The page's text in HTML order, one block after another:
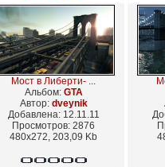
Мост в Либерти- ...
Альбом: GTA
Автор: dveynik
Добавлена: 12.11.11
Просмотров: 2876
480x272, 203,09 Kb